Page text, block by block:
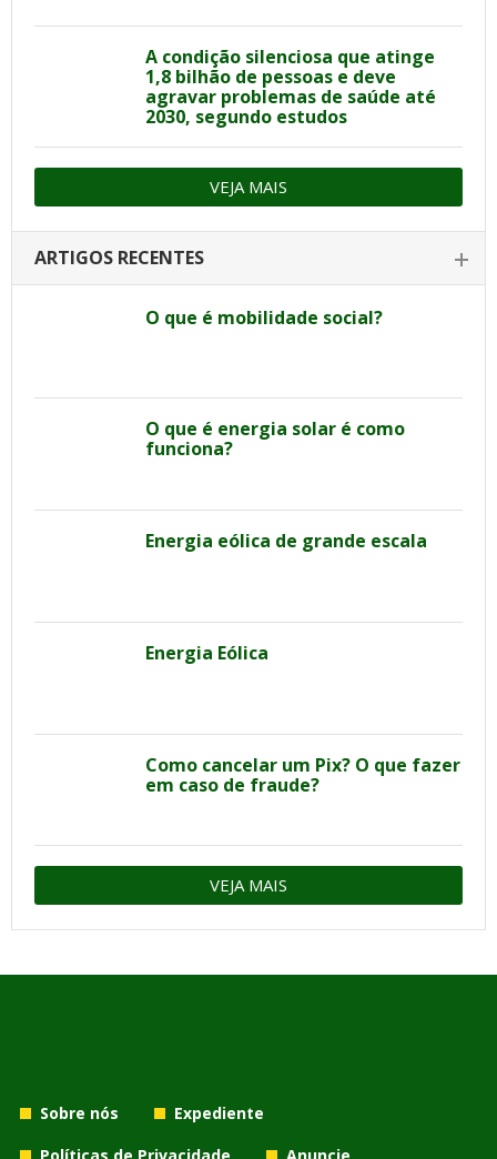
A condição silenciosa que atinge
1,8 bilhão de pessoas e deve
agravar problemas de saúde até
2030, segundo estudos
VEJA MAIS
ARTIGOS RECENTES
O que é mobilidade social?
O que é energia solar é como
funciona?
Energia eólica de grande escala
Energia Eólica
Como cancelar um Pix? O que fazer
em caso de fraude?
VEJA MAIS
Sobre nós
Expediente